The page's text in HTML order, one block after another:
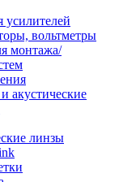
вольтметры
монтажа/
акустические
линзы